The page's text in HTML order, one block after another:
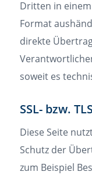
Dritten in
Format
direkte
soweit es
SSL- bzw.
Diese Seite
Schutz der
zum Beispiel